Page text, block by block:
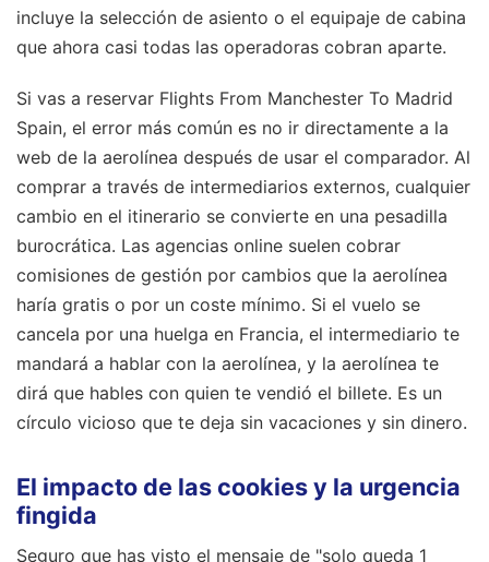
incluye la selección de asiento o el equipaje de cabina
que ahora casi todas las operadoras cobran aparte.
Si vas a reservar Flights From Manchester To Madrid
Spain, el error más común es no ir directamente a la
web de la aerolínea después de usar el comparador. Al
comprar a través de intermediarios externos, cualquier
cambio en el itinerario se convierte en una pesadilla
burocrática. Las agencias online suelen cobrar
comisiones de gestión por cambios que la aerolínea
haría gratis o por un coste mínimo. Si el vuelo se
cancela por una huelga en Francia, el intermediario te
mandará a hablar con la aerolínea, y la aerolínea te
dirá que hables con quien te vendió el billete. Es un
círculo vicioso que te deja sin vacaciones y sin dinero.
El impacto de las cookies y la urgencia
fingida
Seguro que has visto el mensaje de "solo queda 1